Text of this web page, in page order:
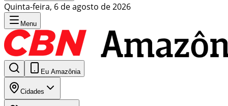
Quinta-feira, 6 de agosto de 2026
Menu
Eu Amazônia
Cidades